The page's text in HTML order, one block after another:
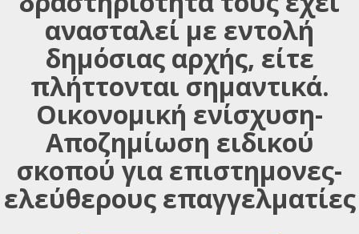
ανασταλεί με εντολή
δημόσιας αρχής, είτε
πλήττονται σημαντικά.
Οικονομική ενίσχυση-
Αποζημίωση ειδικού
σκοπού για επιστημονες-
ελεύθερους επαγγελματίες